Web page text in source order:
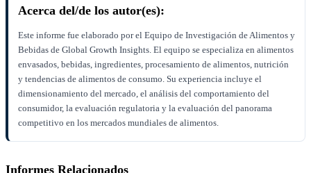
Acerca del/de los autor(es):
Este informe fue elaborado por el Equipo de Investigación de Alimentos y
Bebidas de Global Growth Insights. El equipo se especializa en alimentos
envasados, bebidas, ingredientes, procesamiento de alimentos, nutrición
y tendencias de alimentos de consumo. Su experiencia incluye el
dimensionamiento del mercado, el análisis del comportamiento del
consumidor, la evaluación regulatoria y la evaluación del panorama
competitivo en los mercados mundiales de alimentos.
Informes Relacionados